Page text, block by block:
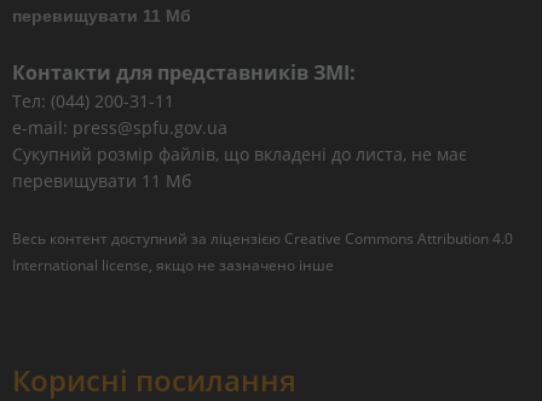
перевищувати 11 Мб
Контакти для представників ЗМІ:
Тел: (044) 200-31-11
e-mail: press@spfu.gov.ua
Сукупний розмір файлів, що вкладені до листа, не має
перевищувати 11 Мб
Весь контент доступний за ліцензією Creative Commons Attribution 4.0
International license, якщо не зазначено інше
Корисні посилання